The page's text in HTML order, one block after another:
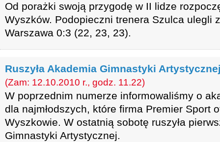
Od porażki swoją przygodę w II lidze
Wyszków. Podopieczni trenera Szulca ulegli
Warszawa 0:3 (22, 23, 23).
Ruszyła Akademia Gimnastyki
(Zam: 12.10.2010 r., godz. 11.22)
W poprzednim numerze informowaliśmy o
dla najmłodszych, które firma Premier Sport
Wyszkowie. W ostatnią sobotę ruszyła
Gimnastyki Artystycznej.